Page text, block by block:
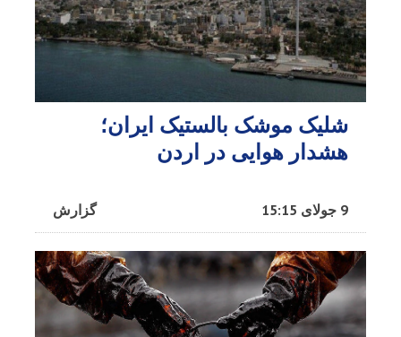
شلیک موشک بالستیک ایران؛
هشدار هوایی در اردن
گزارش 9 جولای 15:15